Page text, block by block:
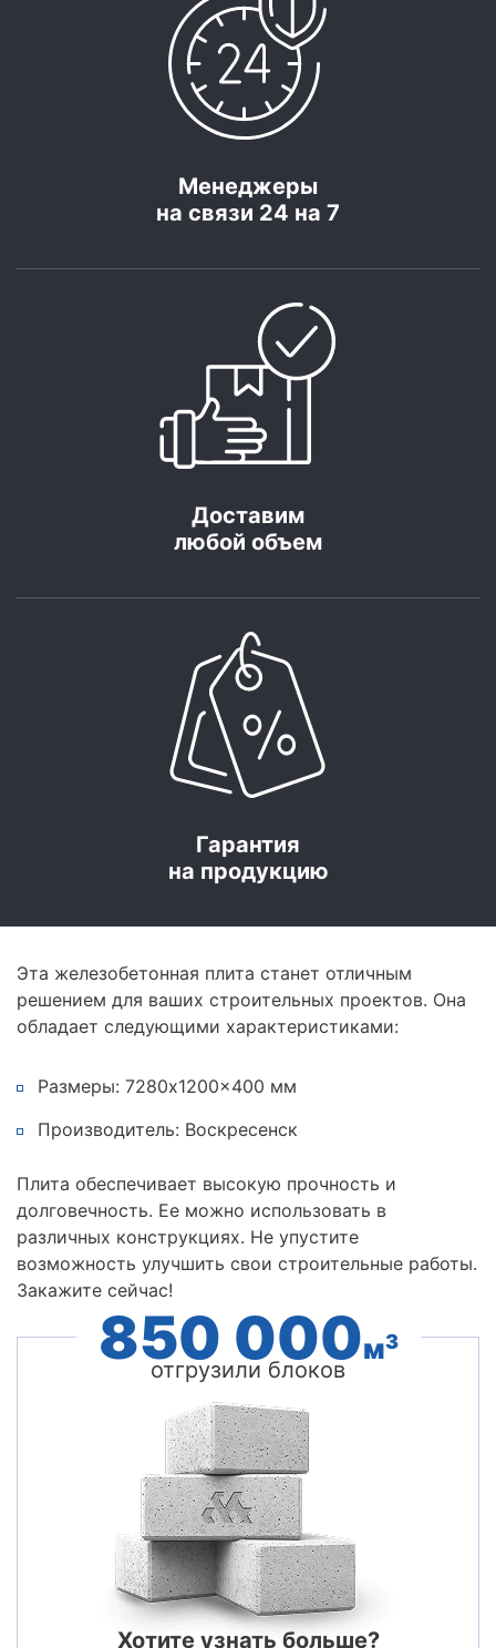
Менеджеры
на связи 24 на 7
Доставим
любой объем
Гарантия
на продукцию
Эта железобетонная плита станет отличным
решением для ваших строительных проектов. Она
обладает следующими характеристиками:
Размеры: 7280x1200x400 мм
Производитель: Воскресенск
Плита обеспечивает высокую прочность и
долговечность. Ее можно использовать в
различных конструкциях. Не упустите
возможность улучшить свои строительные работы.
Закажите сейчас!
850 000м3
отгрузили блоков
Хотите узнать больше?